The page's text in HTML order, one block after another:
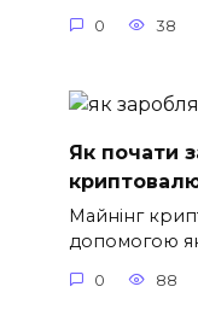
0 38
Як почати
Майнінг
допомогою
0 88